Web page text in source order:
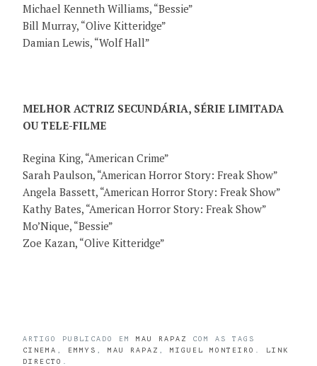
Michael Kenneth Williams, “Bessie”
Bill Murray, “Olive Kitteridge”
Damian Lewis, “Wolf Hall”
MELHOR ACTRIZ SECUNDÁRIA, SÉRIE LIMITADA
OU TELE-FILME
Regina King, “American Crime”
Sarah Paulson, “American Horror Story: Freak Show”
Angela Bassett, “American Horror Story: Freak Show”
Kathy Bates, “American Horror Story: Freak Show”
Mo’Nique, “Bessie”
Zoe Kazan, “Olive Kitteridge”
ARTIGO PUBLICADO EM MAU RAPAZ
COM AS TAGS
CINEMA
EMMYS MAU RAPAZ MIGUEL MONTEIRO
LINK
DIRECTO